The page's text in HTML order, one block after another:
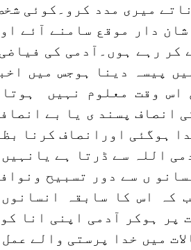
میری مدد کرو۔کوئی
دار موقع سامنے آئے
کر رہے ہوں۔آدمی کی
پیسہ دینا ہوجس میں
اس وقت معلوم نہیں
انصاف پسند ی یا بے
ہوگئی اورانصاف کرنا
اللہ سے ڈرتا ہے
ں سے دور تسبیح
کہ اس کا سابقہ
پر ہوکر آدمی اپنی انا
میں خدا پرستی والے